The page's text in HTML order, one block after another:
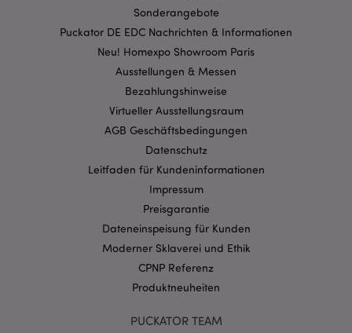
Sonderangebote
Puckator DE EDC Nachrichten & Informationen
Neu! Homexpo Showroom Paris
Ausstellungen & Messen
Bezahlungshinweise
Virtueller Ausstellungsraum
AGB Geschäftsbedingungen
Datenschutz
Leitfaden für Kundeninformationen
Impressum
Preisgarantie
Dateneinspeisung für Kunden
Moderner Sklaverei und Ethik
CPNP Referenz
Produktneuheiten
PUCKATOR TEAM
mage-cache-storage-section-
invalidation
www.puckator.de
PHPSESSID
Datenschutzbestimmungen von Google